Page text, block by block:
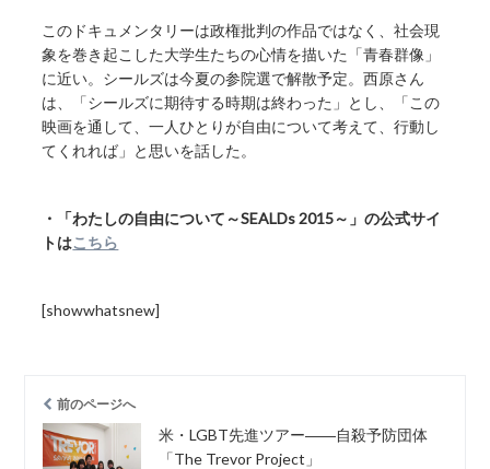
このドキュメンタリーは政権批判の作品ではなく、社会現
象を巻き起こした大学生たちの心情を描いた「青春群像」
に近い。シールズは今夏の参院選で解散予定。西原さん
は、「シールズに期待する時期は終わった」とし、「この
映画を通して、一人ひとりが自由について考えて、行動し
てくれれば」と思いを話した。
・「わたしの自由について～SEALDs 2015～」の公式サイ
トはこちら
[showwhatsnew]
前のページへ
米・LGBT先進ツアー――自殺予防団体
「The Trevor Project」